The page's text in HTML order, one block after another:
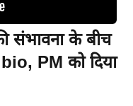
संभावना के बीच
PM को दिया